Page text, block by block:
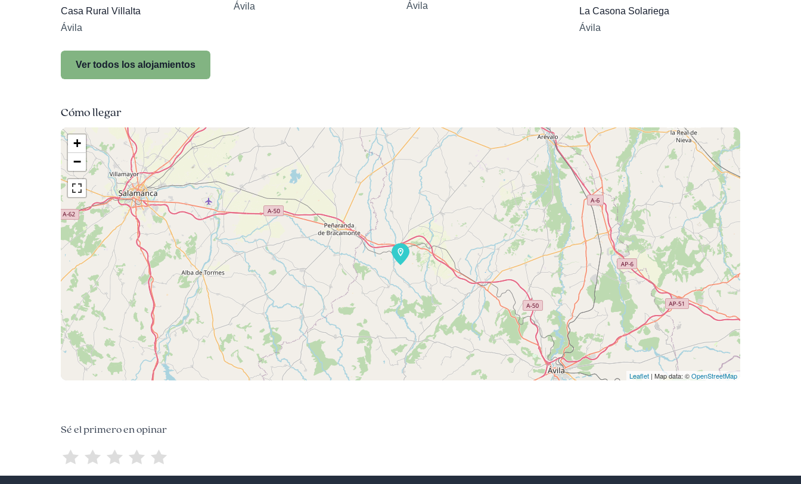
Casa Rural Villalta
Ávila
Ávila
Ávila
La Casona Solariega
Ávila
Ver todos los alojamientos
Cómo llegar
+
−
Leaflet | Map data: ©OpenStreetMap
Sé el primero en opinar